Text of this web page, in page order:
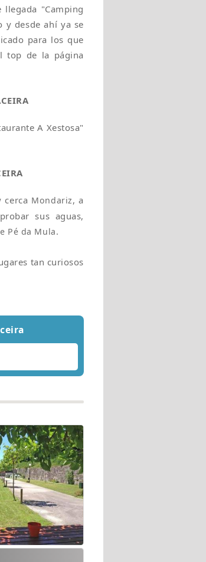
"Camping
y desde ahí ya se
para los que
top de la página
A Xestosa"
cerca Mondariz, a
sus aguas,
Pé da Mula.
tan curiosos